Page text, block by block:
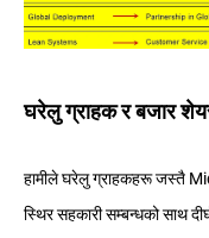
घरेलु ग्राहक र बजार
हामीले घरेलु ग्राहकहरू जस्तै
स्थिर सहकारी सम्बन्धको साथ